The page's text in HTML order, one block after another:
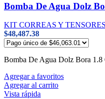
Bomba De Agua Dolz
KIT CORREAS Y TENSORES
$48,487.38
Bomba De Agua Dolz Bora
Agregar a favoritos
Agregar al carrito
Vista rápida